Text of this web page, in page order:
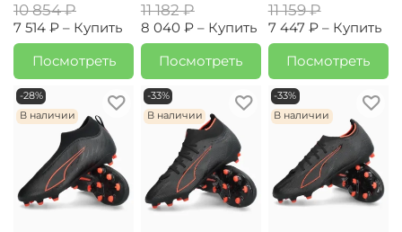
10 854 ₽
7 514 ₽ – Купить
Посмотреть
11 182 ₽
8 040 ₽ – Купить
Посмотреть
11 159 ₽
7 447 ₽ – Купить
Посмотреть
-28%
В наличии
-33%
В наличии
-33%
В наличии